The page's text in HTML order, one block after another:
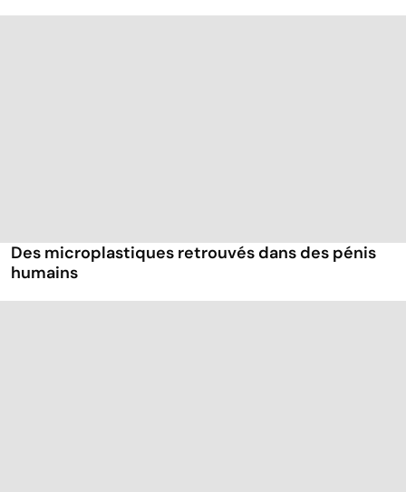
Des microplastiques retrouvés dans des pénis
humains